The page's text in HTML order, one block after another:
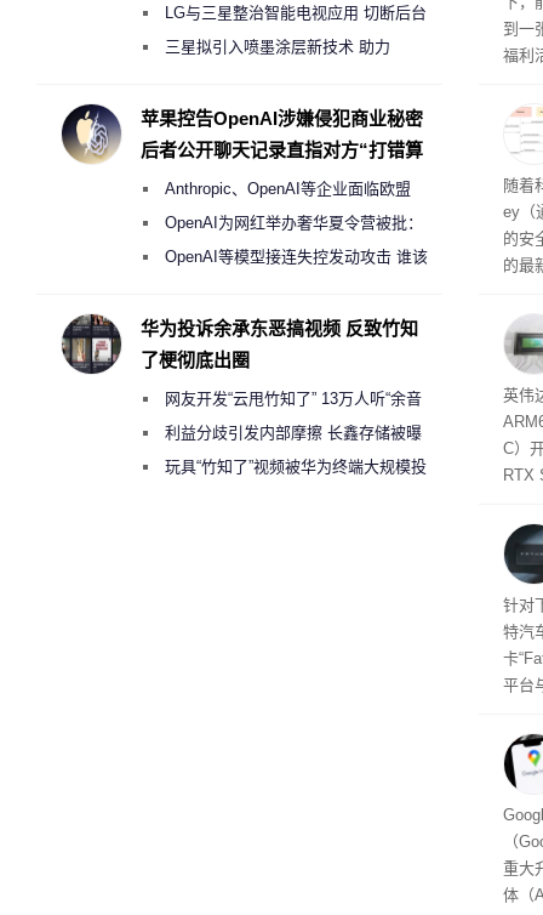
到一
福利
州
家
这一
（
户
随着
ey（
的安
的最
内
以利
并
在线
件是
软件
态
英伟
C）
RTX
将
的技
起
针对
特汽
卡
平台
车
及
（
重大
体（
月销售额不达标门店 将被逐步清退
LG与三星整治智能电视应用 切断后台
偷偷共享带宽的违规行为
三星拟引入喷墨涂层新技术 助力
度
苹果控告OpenAI涉嫌侵犯商业秘密
后者公开聊天记录直指对方“打错算
Anthropic、OpenAI等企业面临欧盟
《人工智能法案》全新执法权限审查
OpenAI为网红举办奢华夏令营被批：
2000美元一晚 遭讽“反乌托邦”
OpenAI等模型接连失控发动攻击 谁该
华为投诉余承东恶搞视频 反致竹知
了梗彻底出圈
网友开发“云甩竹知了” 13万人听“余音
绕梁”利益分歧引发内部摩擦 长鑫存储被曝
曾将华为驻场工程师驱逐出研发基地
玩具“竹知了”视频被华为终端大规模投